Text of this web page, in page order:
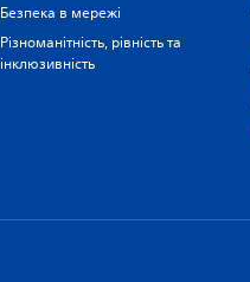
Безпека в мережі
Різноманітність, рівність та
інклюзивність